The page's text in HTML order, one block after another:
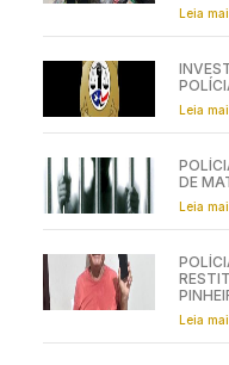
Leia
Leia
DE
Leia
Leia